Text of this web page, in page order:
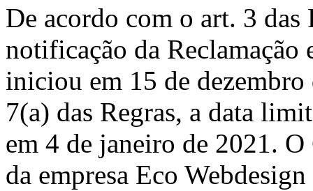
De acordo com o art. 3
notificação da
iniciou em 15 de
7(a) das Regras, a data
em 4 de janeiro de 2021.
da empresa Eco